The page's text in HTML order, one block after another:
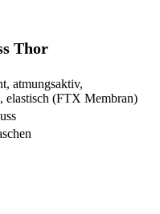
Thor
atmungsaktiv,
elastisch (FTX Membran)